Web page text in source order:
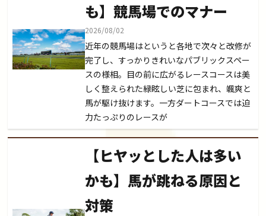
も】競馬場でのマナー
2026/08/02
近年の競馬場はというと各地で次々と改修が
完了し、すっかりきれいなパブリックスペー
スの様相。目の前に広がるレースコースは美
しく整えられた緑眩しい芝に包まれ、颯爽と
馬が駆け抜けます。一方ダートコースでは迫
力たっぷりのレースが
【ヒヤッとした人は多い
かも】馬が跳ねる原因と
対策